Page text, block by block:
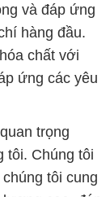
và đáp ứng
hàng đầu.
chất với
ứng các yêu
trọng
tôi. Chúng tôi
tôi cung